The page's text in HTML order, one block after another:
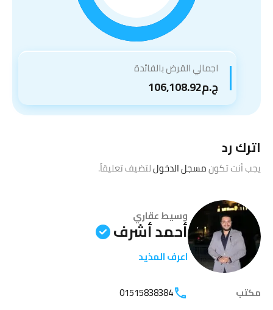
اجمالي القرض بالفائدة
ج.م106,108.92
اترك رد
يجب أنت تكونمسجل الدخوللتضيف تعليقاً.
وسيط عقاري
أحمد أشرف
اعرف المذيد
مكتب
01515838384